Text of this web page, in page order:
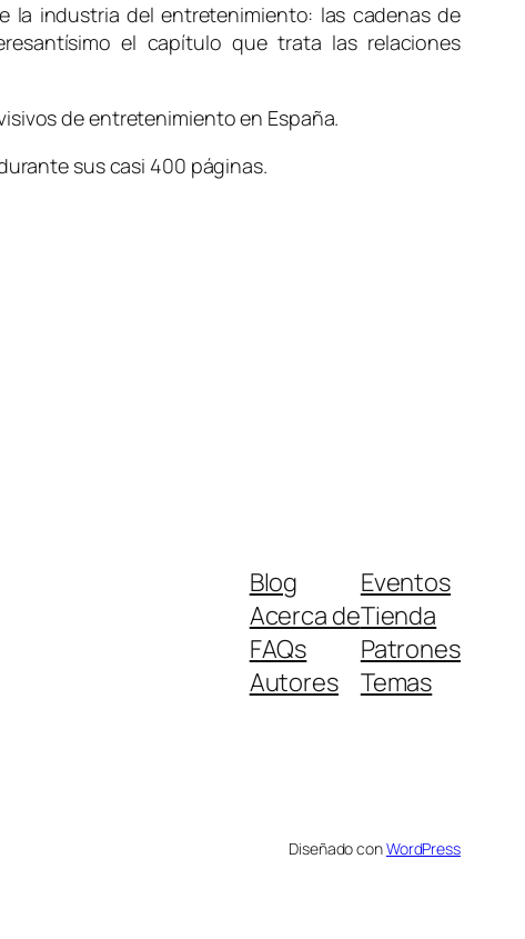
la industria del entretenimiento: las cadenas de
el capítulo que trata las relaciones
de entretenimiento en España.
sus casi 400 páginas.
Blog
Acerca de
FAQs
Autores
Eventos
Tienda
Patrones
Temas
Diseñado conWordPress